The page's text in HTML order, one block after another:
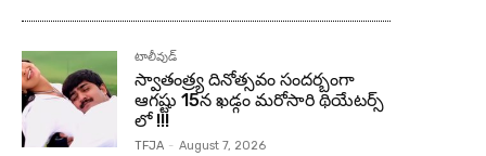
టాలీవుడ్
స్వాతంత్ర్య దినోత్సవం సందర్బంగా
ఆగష్టు 15న ఖడ్గం మరోసారి థియేటర్స్
లో !!!
TFJA - August 7, 2026